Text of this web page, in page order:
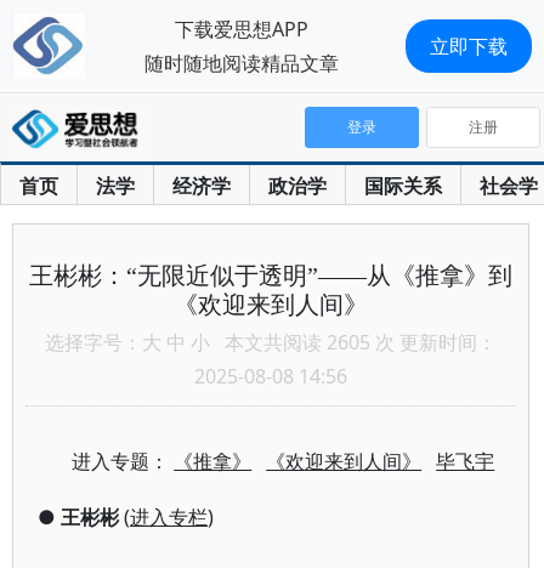
首页 法学 经济学 政治学 国际关系 社会学
登录 注册
王彬彬：“无限近似于透明”——从《推拿》到
《欢迎来到人间》
选择字号： 大 中 小 本文共阅读 2605 次 更新时间：
2025-08-08 14:56
进入专题： 《推拿》 《欢迎来到人间》 毕飞宇
● 王彬彬(进入专栏)
下载爱思想APP
随时随地阅读精品文章
立即下载